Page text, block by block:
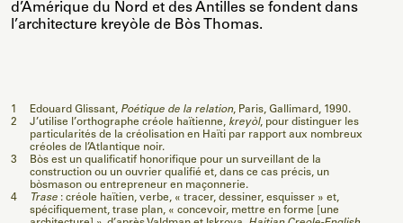
d’Amérique du Nord et des Antilles se fondent dans
l’architecture kreyòle de Bòs Thomas.
1 Édouard Glissant, Poétique de la relation, Paris, Gallimard, 1990.
2
J’utilise l’orthographe créole haïtienne, kreyòl, pour distinguer les
particularités de la créolisation en Haïti par rapport aux nombreux
créoles de l’Atlantique noir.
3
Bòs est un qualificatif honorifique pour un surveillant de la
construction ou un ouvrier qualifié et, dans ce cas précis, un
bòsmason ou entrepreneur en maçonnerie.
4
Trase : créole haïtien, verbe, « tracer, dessiner, esquisser » et,
spécifiquement, trase plan, « concevoir, mettre en forme [une